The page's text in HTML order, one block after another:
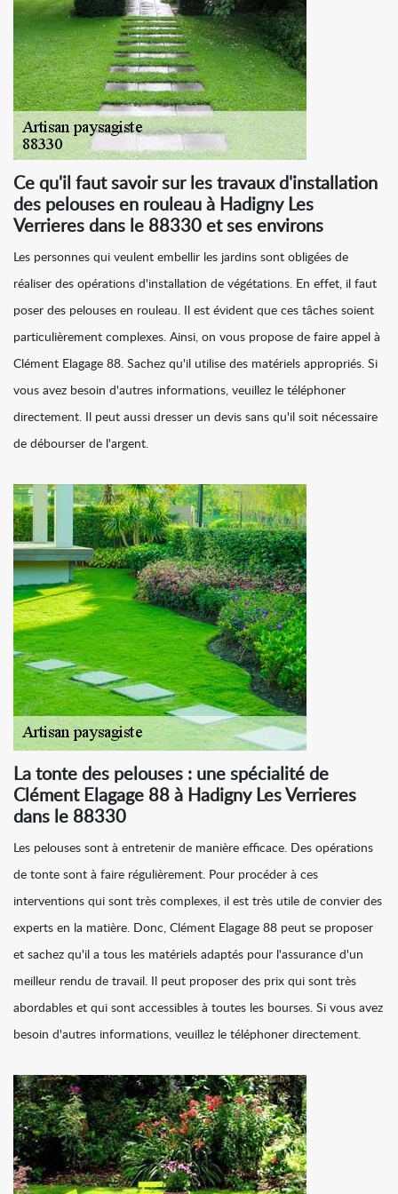
Ce qu'il faut savoir sur les travaux d'installation
des pelouses en rouleau à Hadigny Les
Verrieres dans le 88330 et ses environs
Les personnes qui veulent embellir les jardins sont obligées de
réaliser des opérations d'installation de végétations. En effet, il faut
poser des pelouses en rouleau. Il est évident que ces tâches soient
particulièrement complexes. Ainsi, on vous propose de faire appel à
Clément Elagage 88. Sachez qu'il utilise des matériels appropriés. Si
vous avez besoin d'autres informations, veuillez le téléphoner
directement. Il peut aussi dresser un devis sans qu'il soit nécessaire
de débourser de l'argent.
La tonte des pelouses : une spécialité de
Clément Elagage 88 à Hadigny Les Verrieres
dans le 88330
Les pelouses sont à entretenir de manière efficace. Des opérations
de tonte sont à faire régulièrement. Pour procéder à ces
interventions qui sont très complexes, il est très utile de convier des
experts en la matière. Donc, Clément Elagage 88 peut se proposer
et sachez qu'il a tous les matériels adaptés pour l'assurance d'un
meilleur rendu de travail. Il peut proposer des prix qui sont très
abordables et qui sont accessibles à toutes les bourses. Si vous avez
besoin d'autres informations, veuillez le téléphoner directement.